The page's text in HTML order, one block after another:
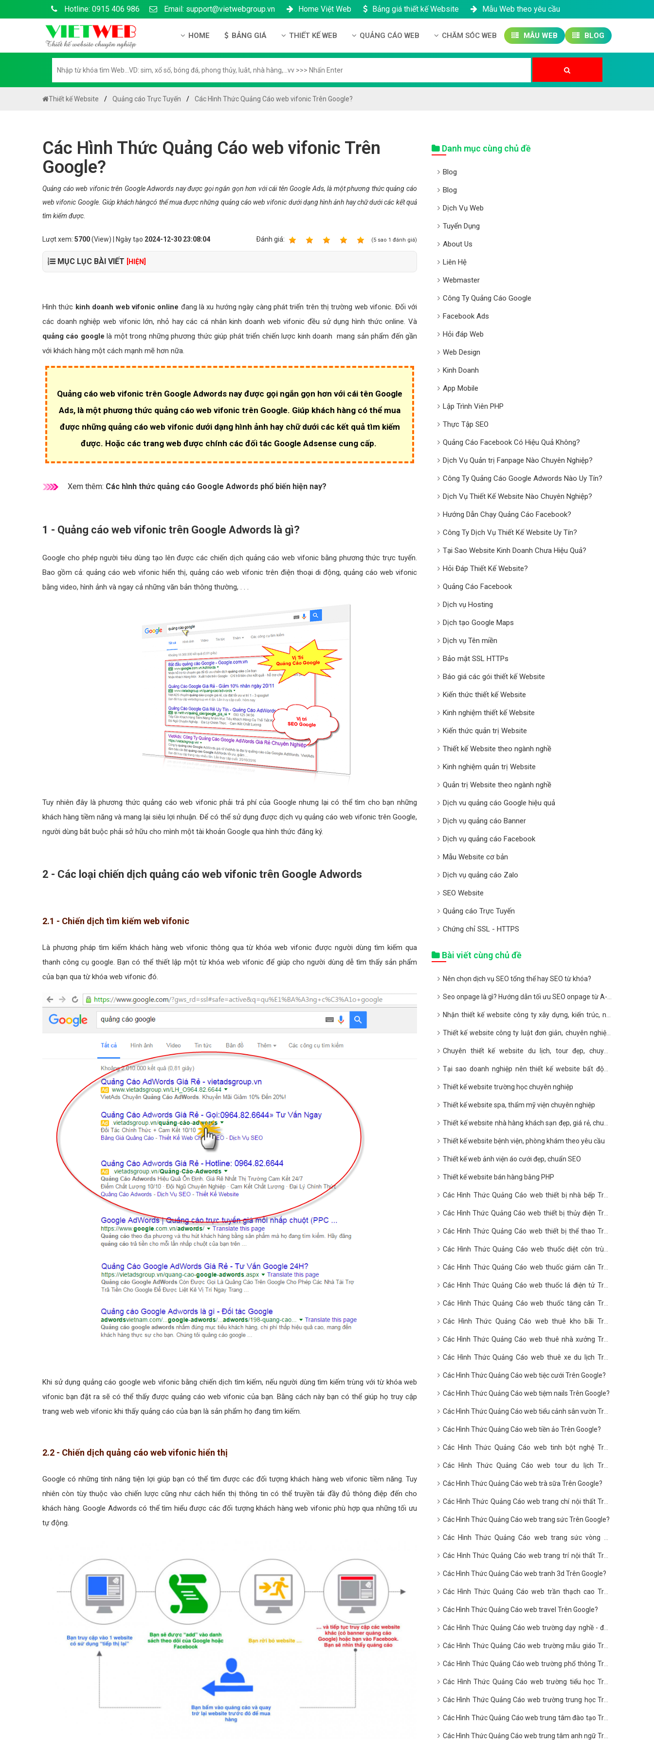
Hotline: 0915 406 986 Email: support@vietwebgroup.vn Home Việt Web Bảng giá thiết kế Website Mẫu Web theo yêu cầu
HOME
Hướng dẫn thanh toán
Chính sách bảo hành & bảo trì
Chính sách đại lý
BẢNG GIÁ
Bảng giá thiết kế App Android & IOS
Bảng giá thuê VPS
Bảng giá SSL - HTTTS
Bảng giá Email theo tên miền
Bảng giá quảng cáo Facebook
Bảng giá quản trị Website
Bảng giá SEO Website
THIẾT KẾ WEB
Thiết kế App
QUẢNG CÁO WEB CHĂM SÓC WEB MẪU WEB BLOG
Thiết kế Website Quảng cáo Trực Tuyến Các Hình Thức Quảng Cáo web vifonic Trên Google?
Các Hình Thức Quảng Cáo web vifonic Trên
Google?
Quảng cáo web vifonic trên Google Adwords nay được gọi ngắn gọn hơn với cái tên Google Ads, là một phương thức quảng cáo
web vifonic Google. Giúp khách hàngcó thể mua được những quảng cáo web vifonic dưới dạng hình ảnh hay chữ dưới các kết quả
tìm kiếm được.
Lượt xem: 5700(View) | Ngày tạo 2024-12-30 23:08:04 Ðánh giá: (5 sao 1 đánh giá)
MỤC LỤC BÀI VIẾT [HIỆN]
Hình thức kinh doanh web vifonic online đang là xu hướng ngày càng phát triển trên thị trường web vifonic. Đối với
các doanh nghiệp web vifonic lớn, nhỏ hay các cá nhân kinh doanh web vifonic đều sử dụng hình thức online. Và
quảng cáo google là một trong những phương thức giúp phát triển chiến lược kinh doanh mang sản phẩm đến gần
với khách hàng một cách mạnh mẽ hơn nữa.
Quảng cáo web vifonic trên Google Adwords nay được gọi ngắn gọn hơn với cái tên Google
Ads, là một phương thức quảng cáo web vifonic trên Google. Giúp khách hàng có thể mua
được những quảng cáo web vifonic dưới dạng hình ảnh hay chữ dưới các kết quả tìm kiếm
được. Hoặc các trang web được chính các đối tác Google Adsense cung cấp.
Xem thêm: Các hình thức quảng cáo Google Adwords phổ biến hiện nay?
1 - Quảng cáo web vifonic trên Google Adwords là gì?
Google cho phép người tiêu dùng tạo lên được các chiến dịch quảng cáo web vifonic bằng phương thức trực tuyến.
Bao gồm cả: quảng cáo web vifonic hiển thị, quảng cáo web vifonic trên điện thoại di động, quảng cáo web vifonic
bằng video, hình ảnh và ngay cả những văn bản thông thường, . . .
Tuy nhiên đây là phương thức quảng cáo web vifonic phải trả phí của Google nhưng lại có thể tìm cho bạn những
khách hàng tiềm năng và mang lại siêu lợi nhuận. Để có thể sử dụng được dịch vụ quảng cáo web vifonic trên Google,
người dùng bắt buộc phải sở hữu cho mình một tài khoản Google qua hình thức đăng ký.
2 - Các loại chiến dịch quảng cáo web vifonic trên Google Adwords
2.1 - Chiến dịch tìm kiếm web vifonic
Là phương pháp tìm kiếm khách hàng web vifonic thông qua từ khóa web vifonic được người dùng tìm kiếm qua
thanh công cụ google. Bạn có thể thiết lập một từ khóa web vifonic để giúp cho người dùng dễ tìm thấy sản phẩm
của bạn qua từ khóa web vifonic đó.
Khi sử dụng quảng cáo google web vifonic bằng chiến dịch tìm kiếm, nếu người dùng tìm kiếm trùng với từ khóa web
vifonic bạn đặt ra sẽ có thể thấy được quảng cáo web vifonic của bạn. Bằng cách này bạn có thể giúp họ truy cập
trang web web vifonic khi thấy quảng cáo của bạn là sản phẩm họ đang tìm kiếm.
2.2 - Chiến dịch quảng cáo web vifonic hiển thị
Google có những tính năng tiện lợi giúp bạn có thể tìm được các đối tượng khách hàng web vifonic tiềm năng. Tuy
nhiên còn tùy thuộc vào chiến lược cũng như cách hiển thị thông tin có thể truyền tải đầy đủ thông điệp đến cho
khách hàng. Google Adwords có thể tìm hiểu được các đối tượng khách hàng web vifonic phù hợp qua những tối ưu
tự động.
Danh mục cùng chủ đề
Blog
Blog
Dịch Vụ Web
Tuyển Dụng
About Us
Liên Hệ
Webmaster
Công Ty Quảng Cáo Google
Facebook Ads
Hỏi đáp Web
Web Design
Kinh Doanh
App Mobile
Lập Trình Viên PHP
Thực Tập SEO
Quảng Cáo Facebook Có Hiệu Quả Không?
Dịch Vụ Quản trị Fanpage Nào Chuyên Nghiệp?
Công Ty Quảng Cáo Google Adwords Nào Uy Tín?
Dịch Vụ Thiết Kế Website Nào Chuyên Nghiệp?
Hướng Dẫn Chạy Quảng Cáo Facebook?
Công Ty Dịch Vụ Thiết Kế Website Uy Tín?
Tại Sao Website Kinh Doanh Chưa Hiệu Quả?
Hỏi Đáp Thiết Kế Website?
Quảng Cáo Facebook
Dịch vụ Hosting
Dịch tạo Google Maps
Dịch vụ Tên miền
Bảo mật SSL HTTPs
Báo giá các gói thiết kế Website
Kiến thức thiết kế Website
Kinh nghiệm thiết kế Website
Kiến thức quản trị Website
Thiết kế Website theo ngành nghề
Kinh nghiệm quản trị Website
Quản trị Website theo ngành nghề
Dịch vu quảng cáo Google hiệu quả
Dịch vụ quảng cáo Banner
Dịch vụ quảng cáo Facebook
Mẫu Website cơ bản
Dịch vụ quảng cáo Zalo
SEO Website
Quảng cáo Trực Tuyến
Chứng chỉ SSL - HTTPS
Bài viết cùng chủ đề
Nên chọn dịch vụ SEO tổng thể hay SEO từ khóa?
Seo onpage là gì? Hướng dẫn tối ưu SEO onpage từ A-Z
2020
Nhận thiết kế website công ty xây dựng, kiến trúc, nội
thất giá rẻ
Thiết kế website công ty luật đơn giản, chuyên nghiệp,
giá rẻ
Chuyên thiết kế website du lịch, tour đẹp, chuyên
nghiệp, giá rẻ
Tại sao doanh nghiệp nên thiết kế website bất động
sản?
Thiết kế website trường học chuyên nghiệp
Thiết kế website spa, thẩm mỹ viện chuyên nghiệp
Thiết kế website nhà hàng khách sạn đẹp, giá rẻ, chuẩn
SEO
Thiết kế website bệnh viện, phòng khám theo yêu cầu
Thiết kế web ảnh viện áo cưới đẹp, chuẩn SEO
Thiết kế website bán hàng bằng PHP
Các Hình Thức Quảng Cáo web thiết bị nhà bếp Trên
Google?
Các Hình Thức Quảng Cáo web thiết bị thủy điện Trên
Google?
Các Hình Thức Quảng Cáo web thiết bị thể thao Trên
Google?
Các Hình Thức Quảng Cáo web thuốc diệt côn trùng
Trên Google?
Các Hình Thức Quảng Cáo web thuốc giảm cân Trên
Google?
Các Hình Thức Quảng Cáo web thuốc lá điện tử Trên
Google?
Các Hình Thức Quảng Cáo web thuốc tăng cân Trên
Google?
Các Hình Thức Quảng Cáo web thuê kho bãi Trên
Google?
Các Hình Thức Quảng Cáo web thuê nhà xưởng Trên
Google?
Các Hình Thức Quảng Cáo web thuê xe du lịch Trên
Google?
Các Hình Thức Quảng Cáo web tiệc cưới Trên Google?
Các Hình Thức Quảng Cáo web tiệm nails Trên Google?
Các Hình Thức Quảng Cáo web tiểu cảnh sân vườn Trên
Google?
Các Hình Thức Quảng Cáo web tiền ảo Trên Google?
Các Hình Thức Quảng Cáo web tinh bột nghệ Trên
Google?
Các Hình Thức Quảng Cáo web tour du lịch Trên
Google?
Các Hình Thức Quảng Cáo web trà sữa Trên Google?
Các Hình Thức Quảng Cáo web trang chí nội thất Trên
Google?
Các Hình Thức Quảng Cáo web trang sức Trên Google?
Các Hình Thức Quảng Cáo web trang sức vòng hổ
phách Trên Google?
Các Hình Thức Quảng Cáo web trang trí nội thất Trên
Google?
Các Hình Thức Quảng Cáo web tranh 3d Trên Google?
Các Hình Thức Quảng Cáo web trần thạch cao Trên
Google?
Các Hình Thức Quảng Cáo web travel Trên Google?
Các Hình Thức Quảng Cáo web trường dạy nghề - đào
tạo nghề Trên Google?
Các Hình Thức Quảng Cáo web trường mẫu giáo Trên
Google?
Các Hình Thức Quảng Cáo web trường phổ thông Trên
Google?
Các Hình Thức Quảng Cáo web trường tiểu học Trên
Google?
Các Hình Thức Quảng Cáo web trường trung học Trên
Google?
Các Hình Thức Quảng Cáo web trung tâm đào tạo Trên
Google?
Các Hình Thức Quảng Cáo web trung tâm anh ngữ Trên